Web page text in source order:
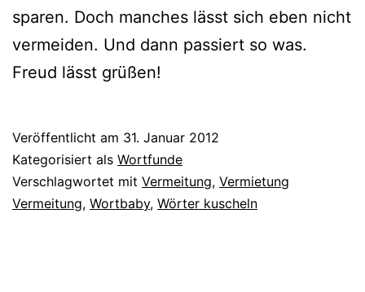
spa­ren. Doch man­ches lässt sich eben nicht
ver­mei­den. Und dann pas­siert so was.
Freud lässt grüßen!
Veröffentlicht am 31. Januar 2012
Kategorisiert als Wortfunde
Verschlagwortet mit Vermeitung, Vermietung
Vermeitung, Wortbaby, Wörter kuscheln